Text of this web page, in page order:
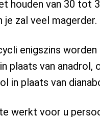
houden van 30 tot
je zal veel magerder.
enigszins worden
plaats van anadrol,
in plaats van
werkt voor u